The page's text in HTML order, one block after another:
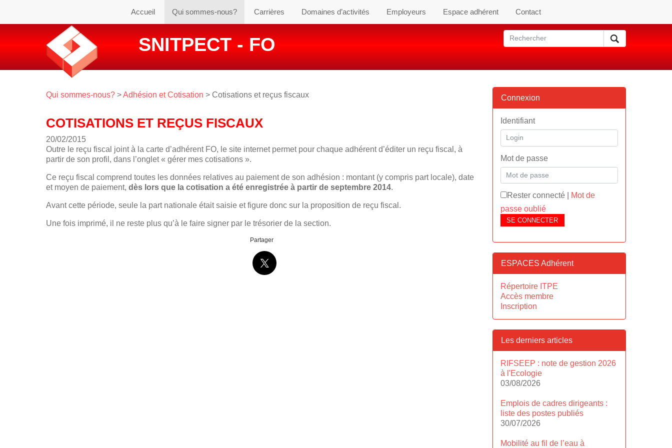
Accueil Qui sommes-nous? Carrières Domaines d’activités Employeurs Espace adhérent Contact
SNITPECT - FO
Qui sommes-nous? >Adhésion et Cotisation > Cotisations et reçus fiscaux
COTISATIONS ET REÇUS FISCAUX
20/02/2015
Outre le reçu fiscal joint à la carte d’adhérent FO, le site internet permet pour chaque adhérent d’éditer un reçu fiscal, à
partir de son profil, dans l’onglet « gérer mes cotisations ».
Ce reçu fiscal comprend toutes les données relatives au paiement de son adhésion : montant (y compris part locale), date
et moyen de paiement, dès lors que la cotisation a été enregistrée à partir de septembre 2014.
Avant cette période, seule la part nationale était saisie et figure donc sur la proposition de reçu fiscal.
Une fois imprimé, il ne reste plus qu’à le faire signer par le trésorier de la section.
Partager
Connexion
Identifiant
Mot de passe
Rester connecté|
Mot de
passe oublié
SE CONNECTER
ESPACES Adhérent
Répertoire ITPE
Accès membre
Inscription
Les derniers articles
RIFSEEP : note de gestion 2026
à l'Ecologie
03/08/2026
Emplois de cadres dirigeants :
liste des postes publiés
30/07/2026
Mobilité au fil de l’eau à